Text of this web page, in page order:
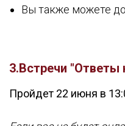
Вы также можете
3.Встречи "Ответы
Пройдет 22 июня в